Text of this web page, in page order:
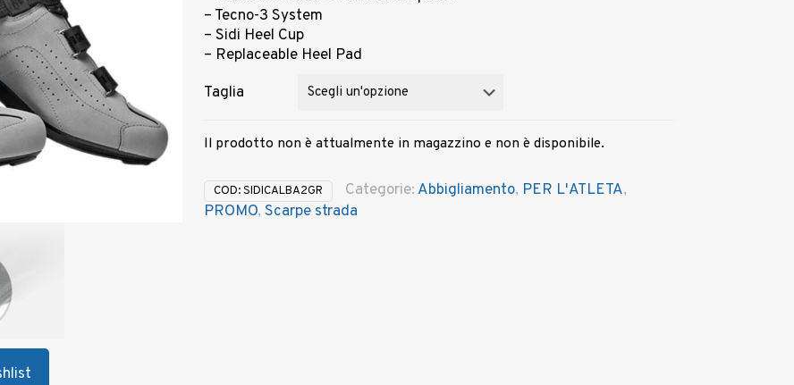
– Tecno-3 System
– Sidi Heel Cup
– Replaceable Heel Pad
Taglia
Il prodotto non è attualmente in magazzino e non è disponibile.
COD:SIDICALBA2GR Categorie: Abbigliamento, PER L'ATLETA,
PROMO, Scarpe strada